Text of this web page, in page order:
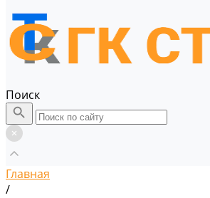
Поиск
Главная
/